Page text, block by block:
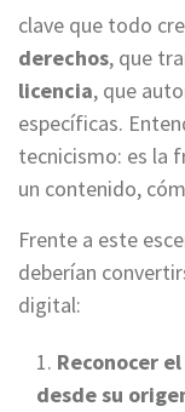
clave que todo
derechos, que
licencia, que
específicas.
tecnicismo: es la
un contenido,
Frente a este
deberían
digital:
Reconocer
desde su